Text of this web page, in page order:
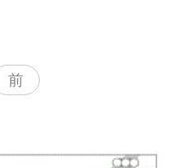
前